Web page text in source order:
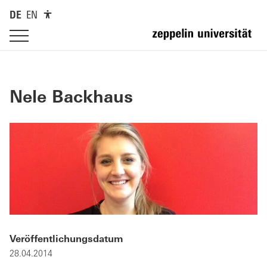
DE EN
Nele Backhaus
Veröffentlichungsdatum
28.04.2014